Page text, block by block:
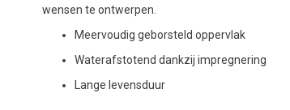
wensen te ontwerpen.
Meervoudig geborsteld oppervlak
Waterafstotend dankzij impregnering
Lange levensduur